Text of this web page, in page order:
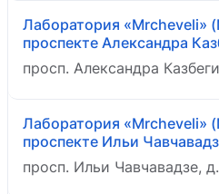
Лаборатория «Mrcheveli»
проспекте Александра
просп. Александра
Лаборатория «Mrcheveli»
проспекте Ильи
просп. Ильи Чавчавадзе,